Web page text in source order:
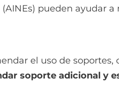
pueden ayudar a
el uso de soportes,
soporte adicional y